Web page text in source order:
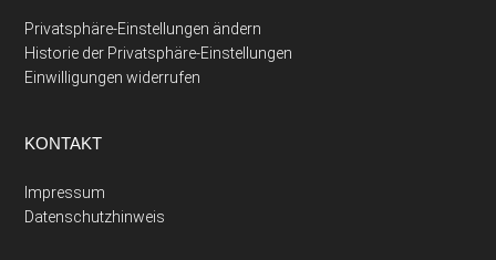
Privatsphäre-Einstellungen ändern
Historie der Privatsphäre-Einstellungen
Einwilligungen widerrufen
KONTAKT
Impressum
Datenschutzhinweis